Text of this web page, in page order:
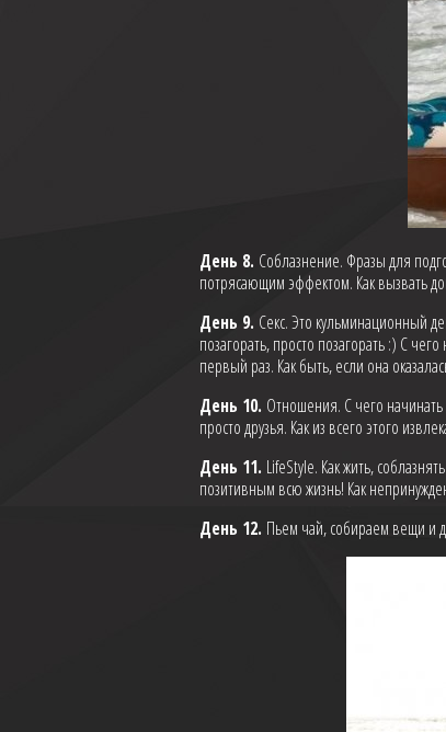
День 8. Соблазнение. Фразы для
потрясающим эффектом. Как вызвать
День 9. Секс. Это кульминационный
позагорать, просто позагорать :) С
первый раз. Как быть, если она
День 10. Отношения. С чего начинать
просто друзья. Как из всего этого
День 11. LifeStyle. Как жить,
позитивным всю жизнь! Как
День 12. Пьем чай, собираем вещи и